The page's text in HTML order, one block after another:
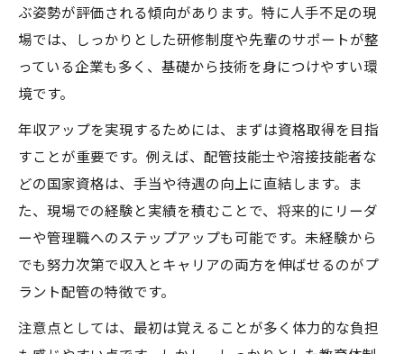
ぶ姿勢が評価される傾向があります。特に人手不足の現
場では、しっかりとした研修制度や先輩のサポートが整
っている企業も多く、基礎から技術を身につけやすい環
境です。
年収アップを実現するためには、まずは資格取得を目指
すことが重要です。例えば、配管技能士や溶接技能者な
どの国家資格は、手当や待遇の向上に直結します。ま
た、現場での経験と実績を積むことで、将来的にリーダ
ーや管理職へのステップアップも可能です。未経験から
でも努力次第で収入とキャリアの両方を伸ばせるのがプ
ラント配管の特徴です。
注意点としては、最初は覚えることが多く体力的な負担